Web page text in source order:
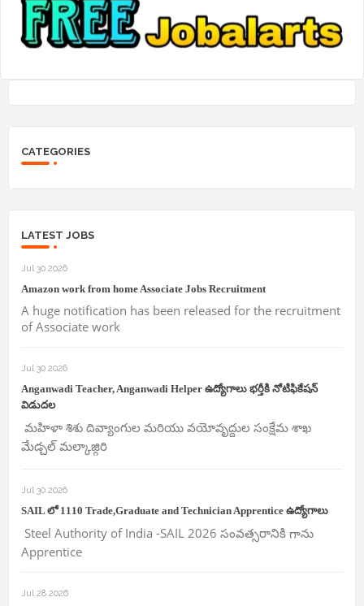
CATEGORIES
LATEST JOBS
Jul 30 2026
Amazon work from home Associate Jobs Recruitment
A huge notification has been released for the recruitment
of Associate work
Jul 30 2026
Anganwadi Teacher, Anganwadi Helper ఉద్యోగాలు భర్తీకి నోటిఫికేషన్
విడుదల
మహిళా శిశు దివ్యాంగుల మరియు వయోవృద్దుల సంక్షేమ శాఖ
మేడ్చల్ మల్కాజ్గిరి
Jul 30 2026
SAIL లో 1110 Trade,Graduate and Technician Apprentice ఉద్యోగాలు
Steel Authority of India -SAIL 2026 సంవత్సరానికి గాను
Apprentice
Jul 28 2026